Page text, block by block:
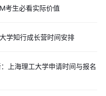
考生必看实际价值
学知行成长营时间安排
上海理工大学申请时间与报名